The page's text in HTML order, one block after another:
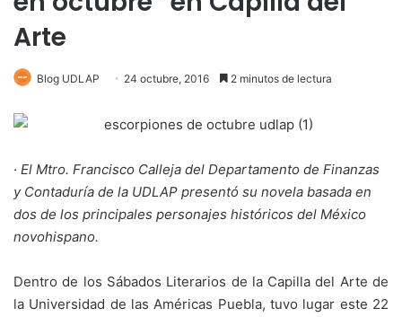
Arte
Blog UDLAP 24 octubre, 2016 2 minutos de lectura
· El Mtro. Francisco Calleja del Departamento de Finanzas
y Contaduría de la UDLAP presentó su novela basada en
dos de los principales personajes históricos del México
novohispano.
Dentro de los Sábados Literarios de la Capilla del Arte de
la Universidad de las Américas Puebla, tuvo lugar este 22